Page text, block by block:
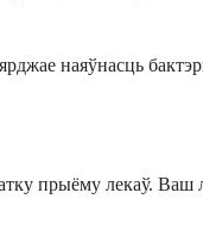
наяўнасць
прыёму лекаў.